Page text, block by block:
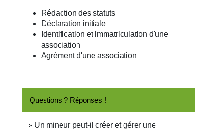
Rédaction des statuts
Déclaration initiale
Identification et immatriculation d'une
association
Agrément d'une association
Questions ? Réponses !
Un mineur peut-il créer et gérer une